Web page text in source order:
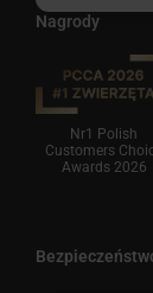
Nagrody
Nr1 Polish
Customers
Awards 2026